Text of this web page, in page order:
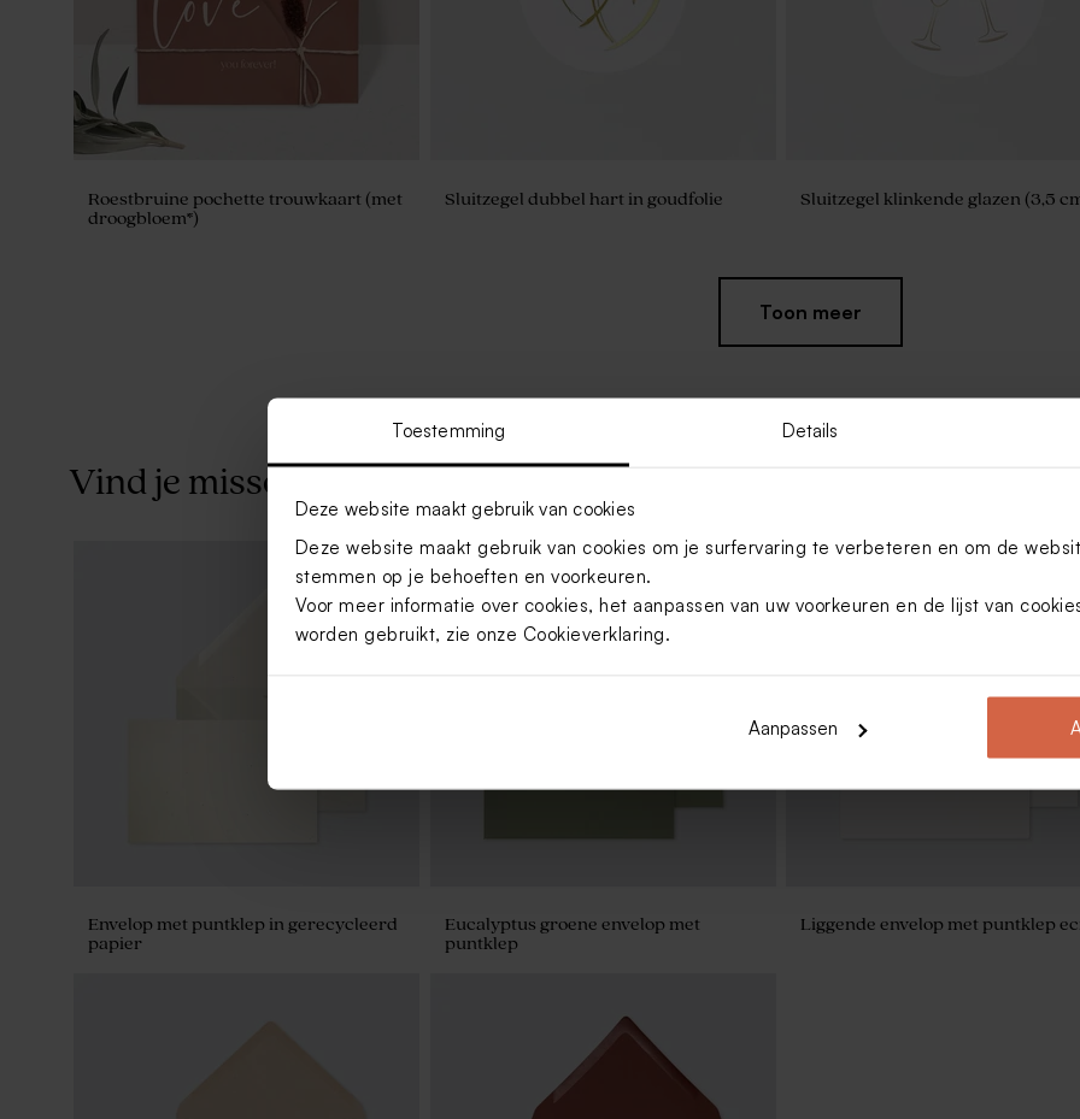
Toestemming Details
Deze website maakt gebruik van cookies
Deze website maakt gebruik van cookies om je surfervaring te verbeteren en om de
stemmen op je behoeften en voorkeuren.
Voor meer informatie over cookies, het aanpassen van uw voorkeuren en de lijst van
worden gebruikt, zie onze Cookieverklaring.
Aanpassen
Roestbruine pochette trouwkaart (met
droogbloem*)
Sluitzegel dubbel hart in goudfolie Sluitzegel klinkende glazen (3,5
Toon meer
Vind je misschien ook leuk
Envelop met puntklep in gerecycleerd
papier
Eucalyptus groene envelop met
puntklep
Liggende envelop met puntklep